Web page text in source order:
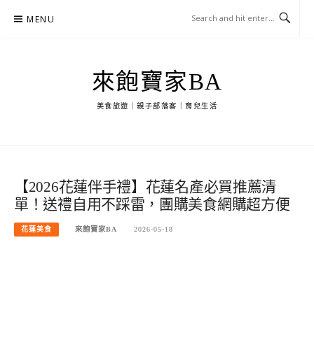
MENU
來飽寶家BA
美食旅遊｜親子部落客｜育兒生活
【2026花蓮伴手禮】花蓮名產必買推薦清
單！送禮自用不踩雷，團購美食網購超方便
花蓮美食 來飽寶家BA 2026-05-18